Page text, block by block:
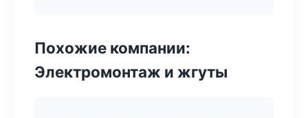
Похожие компании:
Электромонтаж и жгуты